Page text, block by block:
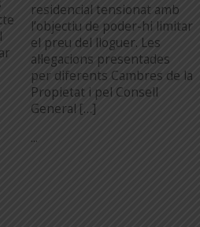
residencial tensionat amb
l’objectiu de poder-hi limitar
el preu del lloguer. Les
al·legacions presentades
per diferents Cambres de la
Propietat i pel Consell
General […]
...